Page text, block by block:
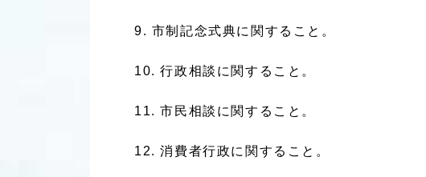
市制記念式典に関すること。
行政相談に関すること。
市民相談に関すること。
消費者行政に関すること。